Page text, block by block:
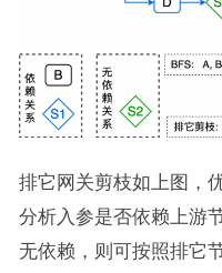
排它网关剪枝如上图，
分析入参是否依赖上游
无依赖，则可按照排它